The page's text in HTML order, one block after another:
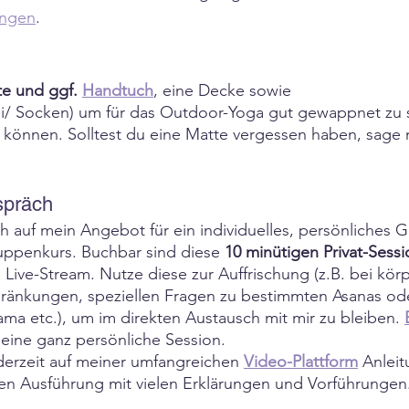
.
und ggf. Handtuch, eine Decke sowie
Socken) um für das Outdoor-Yoga gut gewappnet
können. Solltest du eine Matte vergessen haben,
auf mein Angebot für ein individuelles, persönliches
Buchbar sind diese 10 minütigen Privat-
Stream. Nutze diese zur Auffrischung (z.B. bei
speziellen Fragen zu bestimmten Asanas
etc.), um im direkten Austausch mit mir zu bleiben.
ganz persönliche Session.
auf meiner umfangreichen Video-Plattform
Ausführung mit vielen Erklärungen und